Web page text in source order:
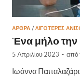
ΆΡΘΡΑ /ΛΙΓΌΤΕΡΕΣ
Ένα μήλο την
5 Απριλίου 2023 - από
Ιωάννα